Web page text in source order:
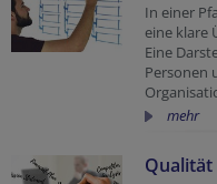
In einer
eine klare
Eine
Personen
mehr
Qualität